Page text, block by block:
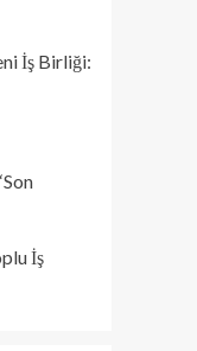
İş Birliği:
İş